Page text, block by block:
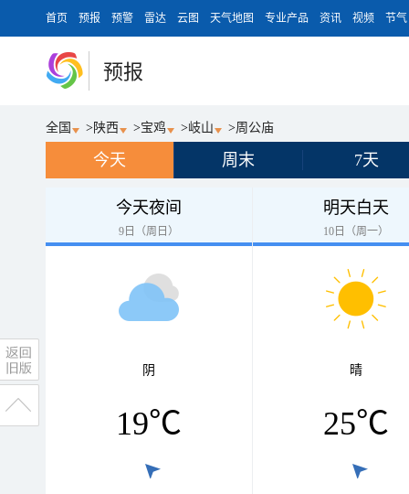
首页 预报 预警 雷达 云图 天气地图 专业产品 资讯 视频 节气
预报
全国 > 陕西 >宝鸡 >岐山 >周公庙
今天 周末 7天
今天夜间
9日（周日）
阴
19℃
明天白天
10日（周一）
晴
25℃